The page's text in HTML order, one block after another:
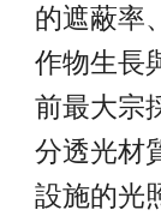
的遮蔽率
作物生長
前最大宗
分透光材
設施的光